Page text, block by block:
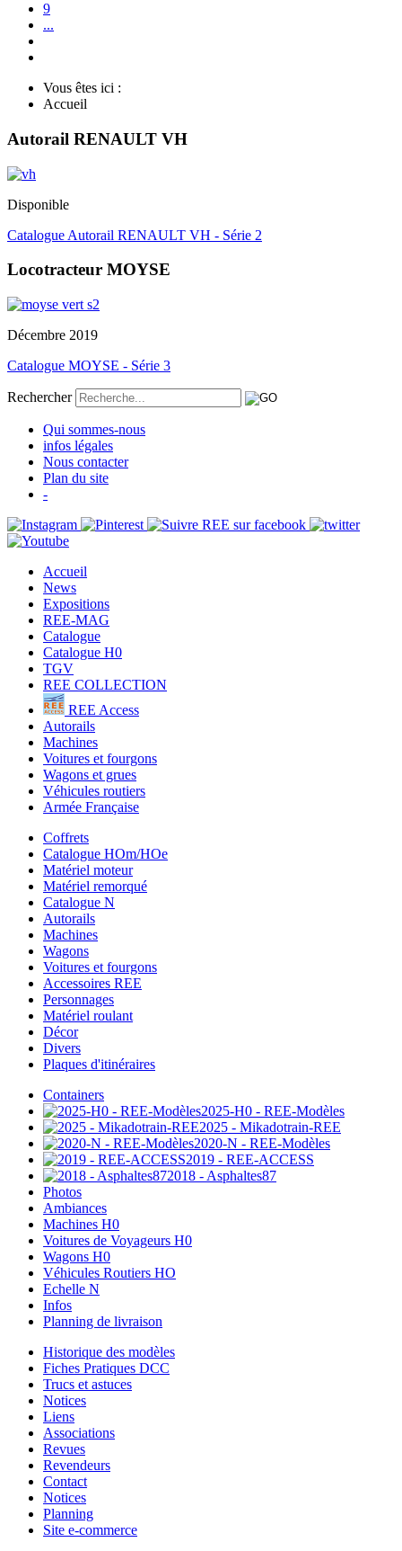
9
...
Vous êtes ici :
Accueil
Autorail RENAULT VH
Disponible
Catalogue Autorail RENAULT VH - Série 2
Locotracteur MOYSE
Décembre 2019
Catalogue MOYSE - Série 3
Rechercher
Qui sommes-nous
infos légales
Nous contacter
Plan du site
-
Accueil
News
Expositions
REE-MAG
Catalogue
Catalogue H0
TGV
REE COLLECTION
REE Access
Autorails
Machines
Voitures et fourgons
Wagons et grues
Véhicules routiers
Armée Française
Coffrets
Catalogue HOm/HOe
Matériel moteur
Matériel remorqué
Catalogue N
Autorails
Machines
Wagons
Voitures et fourgons
Accessoires REE
Personnages
Matériel roulant
Décor
Divers
Plaques d'itinéraires
Containers
2025-H0 - REE-Modèles
2025 - Mikadotrain-REE
2020-N - REE-Modèles
2019 - REE-ACCESS
2018 - Asphaltes87
Photos
Ambiances
Machines H0
Voitures de Voyageurs H0
Wagons H0
Véhicules Routiers HO
Echelle N
Infos
Planning de livraison
Historique des modèles
Fiches Pratiques DCC
Trucs et astuces
Notices
Liens
Associations
Revues
Revendeurs
Contact
Notices
Planning
Site e-commerce